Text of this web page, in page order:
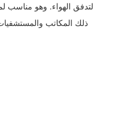
لتدفق الهواء. وهو مناسب
ذلك المكاتب